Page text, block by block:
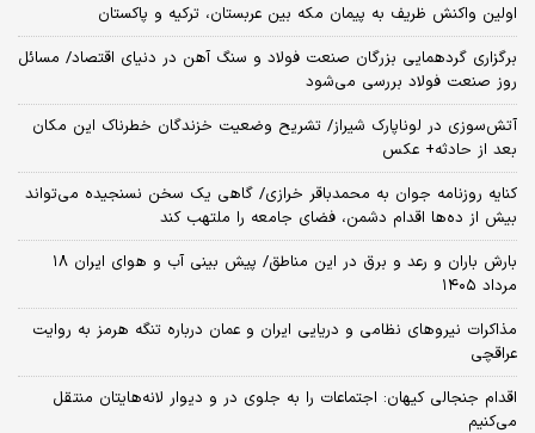
اولین واکنش ظریف به پیمان مکه بین عربستان، ترکیه و پاکستان
برگزاری گردهمایی بزرگان صنعت فولاد و سنگ آهن در دنیای اقتصاد/ مسائل
روز صنعت فولاد بررسی می‌شود
آتش‌سوزی در لوناپارک شیراز/ تشریح وضعیت خزندگان خطرناک این مکان
بعد از حادثه+ عکس
کنایه روزنامه جوان به محمدباقر خرازی/ گاهی یک سخن نسنجیده می‌تواند
بیش از ده‌ها اقدام دشمن، فضای جامعه را ملتهب کند
بارش باران و رعد و برق در این مناطق/ پیش بینی آب و هوای ایران ۱۸
مرداد ۱۴۰۵
مذاکرات نیروهای نظامی و دریایی ایران و عمان درباره تنگه هرمز به روایت
عراقچی
اقدام جنجالی کیهان: اجتماعات را به جلوی در و دیوار لانه‌هایتان منتقل
می‌کنیم